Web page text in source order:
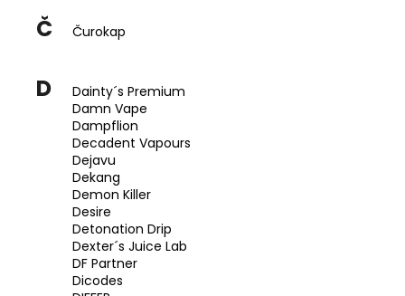
Č Čurokap
D
Dainty´s Premium
Damn Vape
Dampflion
Decadent Vapours
Dejavu
Dekang
Demon Killer
Desire
Detonation Drip
Dexter´s Juice Lab
DF Partner
Dicodes